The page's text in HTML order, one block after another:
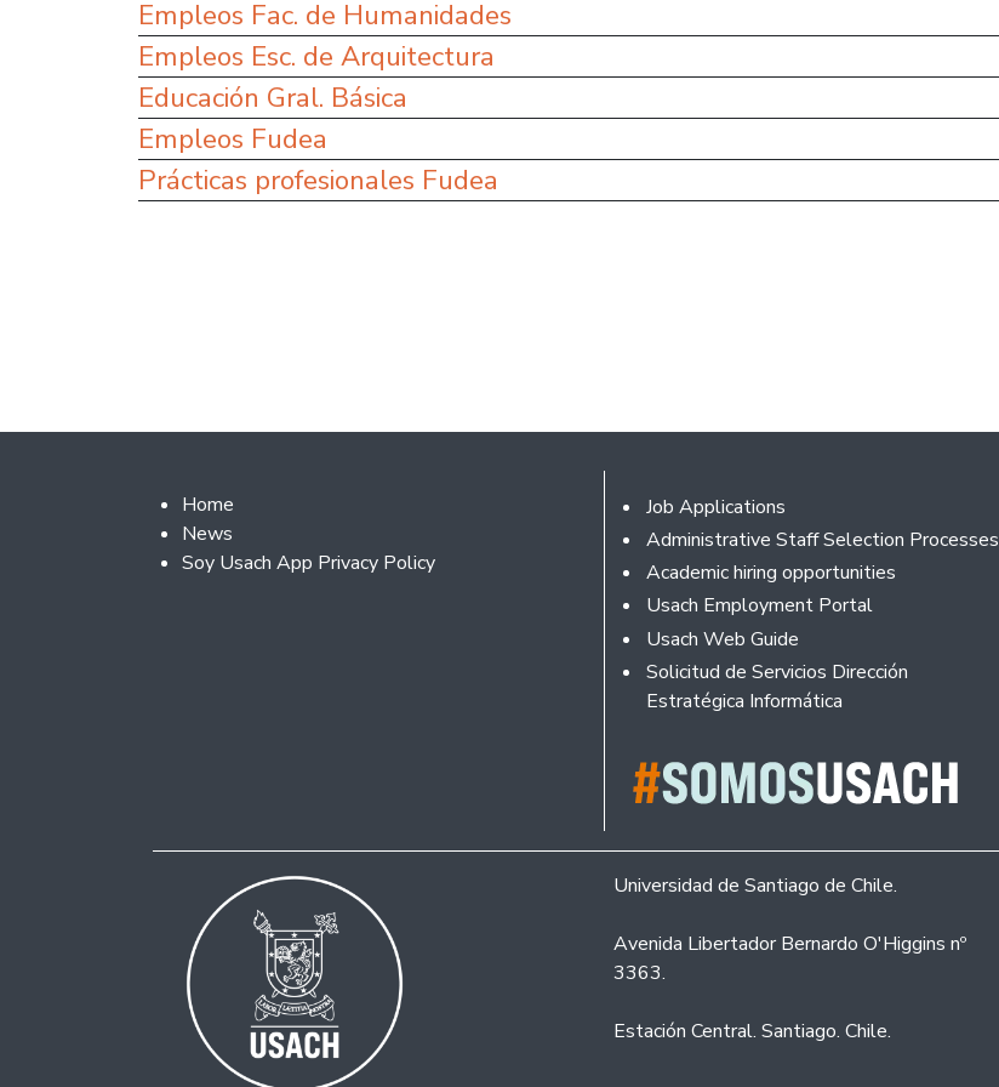
Empleos Fac. de Humanidades
Empleos Esc. de Arquitectura
Educación Gral. Básica
Empleos Fudea
Prácticas profesionales Fudea
Footer 2
Home
News
Soy Usach App Privacy Policy
Footer
Job Applications
Administrative Staff Selection Processes
Academic hiring opportunities
Usach Employment Portal
Usach Web Guide
Solicitud de Servicios Dirección
Estratégica Informática
Universidad de Santiago de Chile.
Avenida Libertador Bernardo O'Higgins nº
3363.
Estación Central. Santiago. Chile.